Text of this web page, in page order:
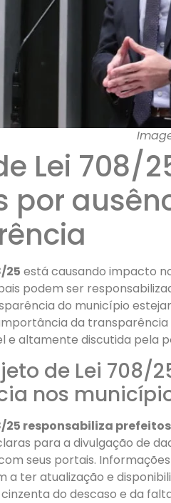
Lei 708/
por
25 está causando impacto
podem ser
do município
da transparência
e altamente discutida pela
de Lei 708/
nos
25 responsabiliza
para a divulgação de
seus portais.
a ter atualização e
do descaso e da